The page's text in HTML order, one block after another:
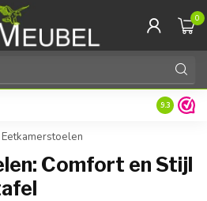
0
9.3
Eetkamerstoelen
Comfort en Stijl